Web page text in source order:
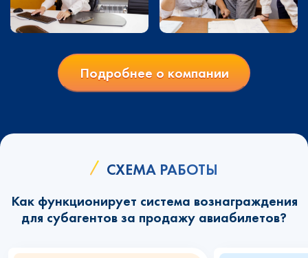
Подробнее о компании
СХЕМА РАБОТЫ
Как функционирует система вознаграждения
для субагентов за продажу авиабилетов?